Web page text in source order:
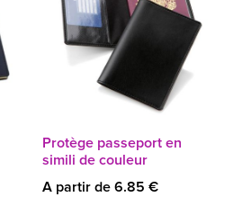
Protège passeport en
simili de couleur
A partir de 6.85 €